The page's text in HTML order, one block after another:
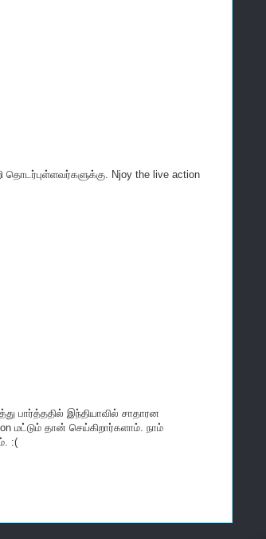
Njoy the live action
பார்த்ததில் இந்தியாவில் சாதாரன
மட்டும் தான் செய்கிறார்களாம். நாம்
:(